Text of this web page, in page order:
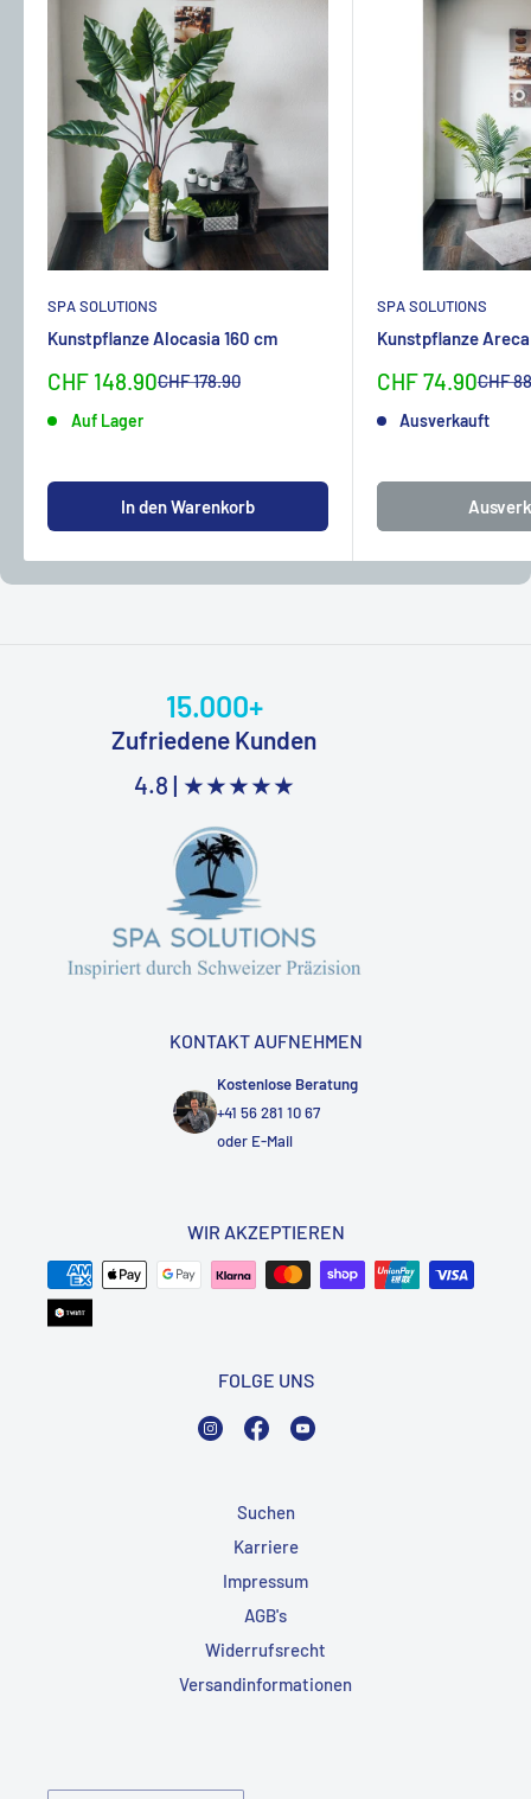
SPA SOLUTIONS
Kunstpflanze Alocasia 160 cm
Sonderpreis
CHF 148.90Normalpreis
CHF 178.90
Auf Lager
In den Warenkorb
SPA SOLUTIONS
Kunstpflanze Areca
Sonderpreis
CHF 74.90CHF
Ausverkauft
15.000+
Zufriedene Kunden
4.8 | ★★★★★
KONTAKT AUFNEHMEN
Kostenlose Beratung
+41 56 281 10 67
oder E-Mail
WIR AKZEPTIEREN
FOLGE UNS
InstagramFacebook
Suchen
Karriere
Impressum
AGB's
Widerrufsrecht
Versandinformationen